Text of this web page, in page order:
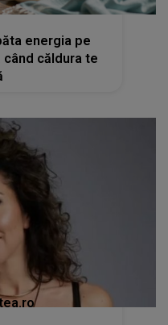
energia pe
când căldura te